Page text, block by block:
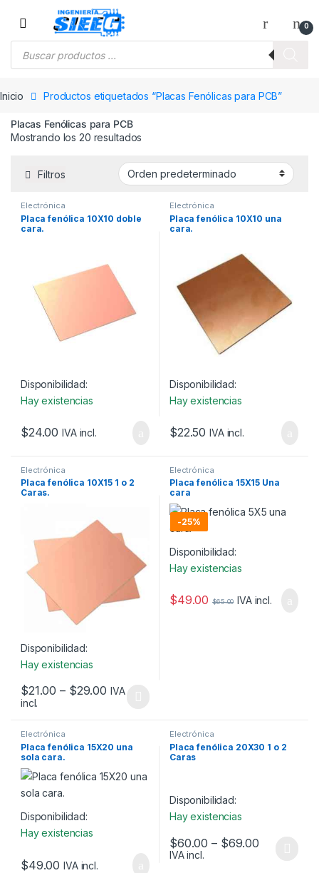
Saltar a la navegación
Saltar al contenido
0
Inicio Productos etiquetados “Placas Fenólicas para PCB”
Placas Fenólicas para PCB
Mostrando los 20 resultados
Filtros
Electrónica
Placa fenólica 10X10 doble
cara.
Disponibilidad:
Hay existencias
$24.00 IVA incl.
Electrónica
Placa fenólica 10X10 una
cara.
Disponibilidad:
Hay existencias
$22.50 IVA incl.
Electrónica
Placa fenólica 10X15 1 o 2
Caras.
Disponibilidad:
Hay existencias
$21.00 – $29.00 IVA
incl.
Este producto tiene múltiples variantes. Las opciones se
Electrónica
Placa fenólica 15X15 Una
cara
-25%
Disponibilidad:
Hay existencias
$49.00 $65.00 IVA incl.
Electrónica
Placa fenólica 15X20 una
sola cara.
Disponibilidad:
Hay existencias
$49.00 IVA incl.
Electrónica
Placa fenólica 20X30 1 o 2
Caras
Disponibilidad:
Hay existencias
$60.00 – $69.00
IVA incl.
Este producto tiene múltiples